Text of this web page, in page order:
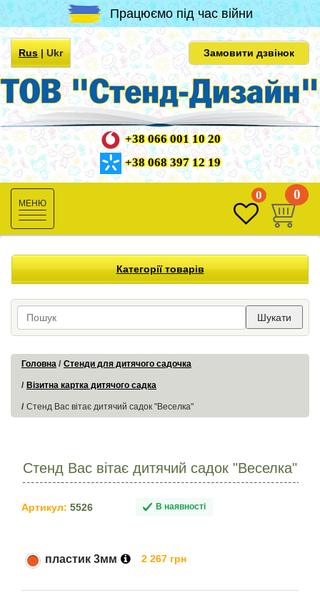
Працюємо під час війни
Rus|Ukr Замовити дзвінок
+38 066 001 10 20
+38 068 397 12 19
Toggle
navigation
0 0
Категорії товарів
Шукати
Головна Стенди для дитячого садочка
Візитна картка дитячого садка
Стенд Вас вітає дитячий садок "Веселка"
Стенд Вас вітає дитячий садок "Веселка"
Артикул: 5526 В наявності
пластик 3мм 2 267 грн